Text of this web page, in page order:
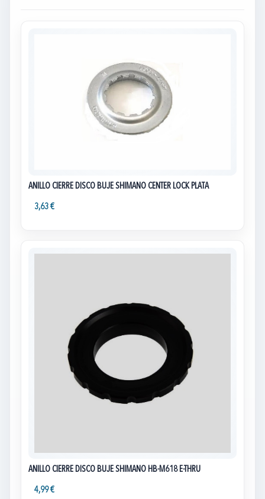
ANILLO CIERRE DISCO BUJE SHIMANO CENTER LOCK PLATA
3,63 €
ANILLO CIERRE DISCO BUJE SHIMANO HB-M618 E-THRU
4,99 €